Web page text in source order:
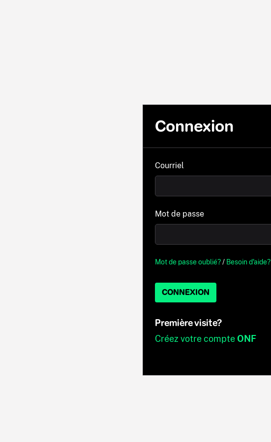
Connexion
Courriel
Mot de passe
Mot de passe oublié?/ Besoin d'aide?
CONNEXION
Première visite?
Créez votre compteONF